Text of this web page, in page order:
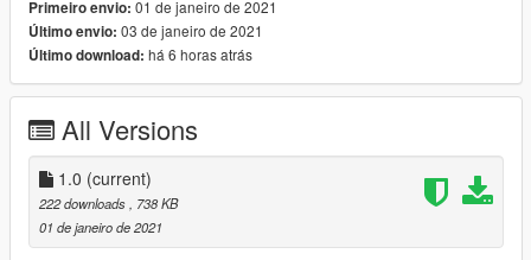
file path
GTA
V/x64v.rpf/models/cdimages/streamedpeds_players.rpf/player_
one
uppr_diff_004_a_uni.ytd
Credits: If you like my job and want to leave a like on this page
I would love it
Primeiro envio: 01 de janeiro de 2021
Último envio: 03 de janeiro de 2021
Último download: há 6 horas atrás
All Versions
1.0 (current)
222 downloads, 738 KB
01 de janeiro de 2021